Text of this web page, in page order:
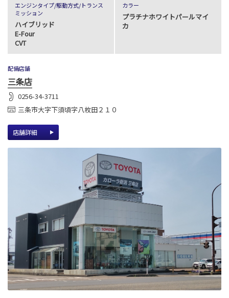
エンジンタイプ/駆動方式/トランス
ミッション
ハイブリッド
E-Four
CVT
カラー
プラチナホワイトパールマイ
カ
配備店舗
三条店
0256-34-3711
三条市大字下須頃字八枚田２１０
店舗詳細